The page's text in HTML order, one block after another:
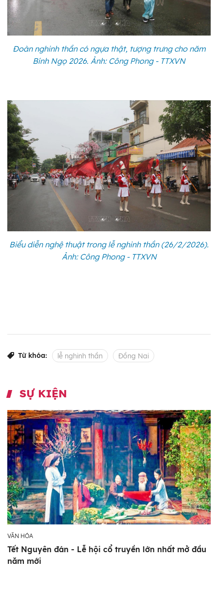
Đoàn nghinh thần có ngựa thật, tượng trưng cho năm
Bính Ngọ 2026. Ảnh: Công Phong - TTXVN
Biểu diễn nghệ thuật trong lễ nghinh thần (26/2/2026).
Ảnh: Công Phong - TTXVN
Từ khóa: lễ nghinh thần Đồng Nai
SỰ KIỆN
VĂN HÓA
Tết Nguyên đán - Lễ hội cổ truyền lớn nhất mở đầu
năm mới